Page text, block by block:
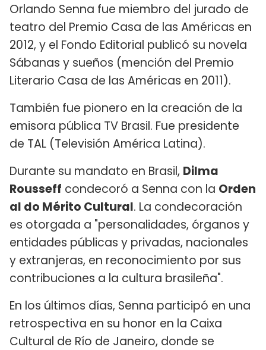
Orlando Senna fue miembro del jurado de
teatro del Premio Casa de las Américas en
2012, y el Fondo Editorial publicó su novela
Sábanas y sueños (mención del Premio
Literario Casa de las Américas en 2011).
También fue pionero en la creación de la
emisora ​​pública TV Brasil. Fue presidente
de TAL (Televisión América Latina).
Durante su mandato en Brasil, Dilma
Rousseff condecoró a Senna con la Orden
al do Mérito Cultural. La condecoración
es otorgada a "personalidades, órganos y
entidades públicas y privadas, nacionales
y extranjeras, en reconocimiento por sus
contribuciones a la cultura brasileña".
En los últimos días, Senna participó en una
retrospectiva en su honor en la Caixa
Cultural de Río de Janeiro, donde se